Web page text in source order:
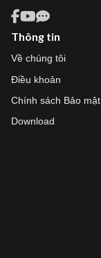
Thông tin
Về chúng tôi
Điều khoản
Chính sách Bảo mật
Download